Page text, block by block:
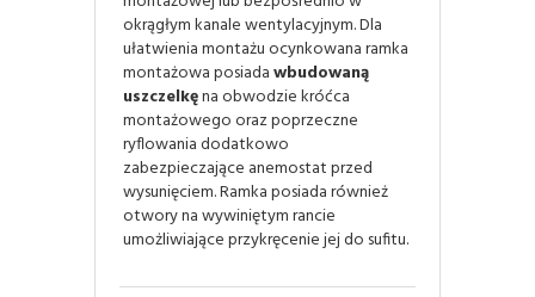
okrągłym kanale wentylacyjnym. Dla
ułatwienia montażu ocynkowana ramka
montażowa posiadawbudowaną
uszczelkęna obwodzie króćca
montażowego oraz poprzeczne
ryflowania dodatkowo
zabezpieczające anemostat przed
wysunięciem. Ramka posiada również
otwory na wywiniętym rancie
umożliwiające przykręcenie jej do sufitu.